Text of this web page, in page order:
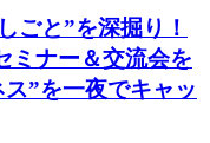
ごと”を深掘り！
ミナー＆交流会を
”を一夜でキャッ